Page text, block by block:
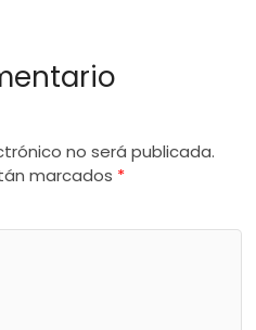
no será publicada.
marcados *